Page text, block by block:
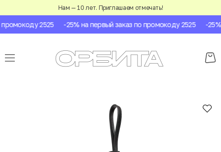
Нам — 10 лет. Приглашаем отмечать!
2525 -25% на первый заказ по промокоду 2525 -25%